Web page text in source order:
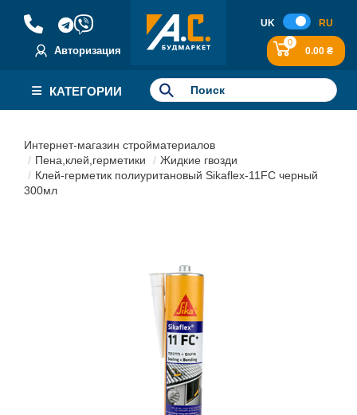
Авторизация
UK RU
0
0.00 ₴
КАТЕГОРИИ
Интернет-магазин стройматериалов
Пена,клей,герметики
Жидкие гвозди
Клей-герметик полиуритановый Sikaflex-11FC черный
300мл